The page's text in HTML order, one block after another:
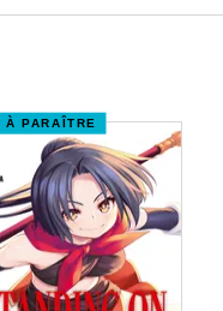
À PARAÎTRE